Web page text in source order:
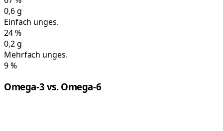
0,6g
Einfach unges.
24%
0,2g
Mehrfach unges.
9%
Omega-3 vs. Omega-6